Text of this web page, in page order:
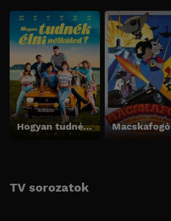
Hogyan tudnék élni nélküled? Macskafogó
TV sorozatok